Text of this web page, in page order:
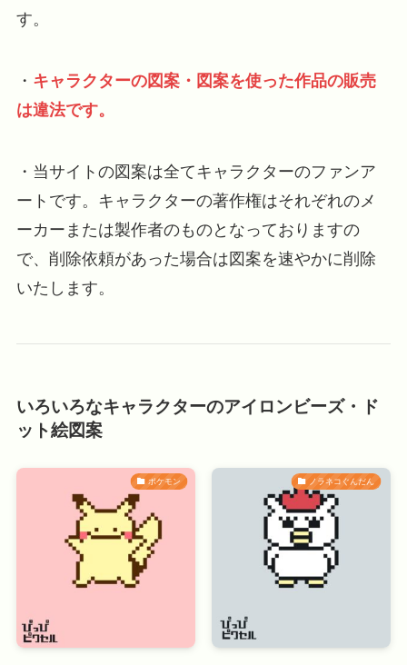
す。
・ キャラクターの図案・図案を使った作品の販売
は違法です。
・当サイトの図案は全てキャラクターのファンア
ートです。キャラクターの著作権はそれぞれのメ
ーカーまたは製作者のものとなっておりますの
で、削除依頼があった場合は図案を速やかに削除
いたします。
いろいろなキャラクターのアイロンビーズ・ド
ット絵図案
ポケモン ノラネコぐんだん